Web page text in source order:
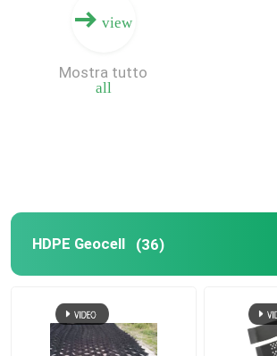
Saldatrice di Geomembrane
view
all
Mostra tutto
HDPE Geocell (36)